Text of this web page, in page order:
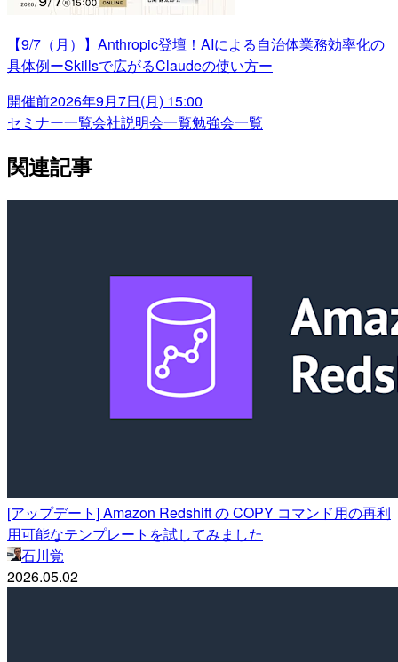
【9/7（月）】Anthropic登壇！AIによる自治体業務効率化の
具体例ーSkillsで広がるClaudeの使い方ー
開催前2026年9月7日(月) 15:00
セミナー一覧会社説明会一覧勉強会一覧
関連記事
[アップデート] Amazon Redshift の COPY コマンド用の再利
用可能なテンプレートを試してみました
石川覚
2026.05.02